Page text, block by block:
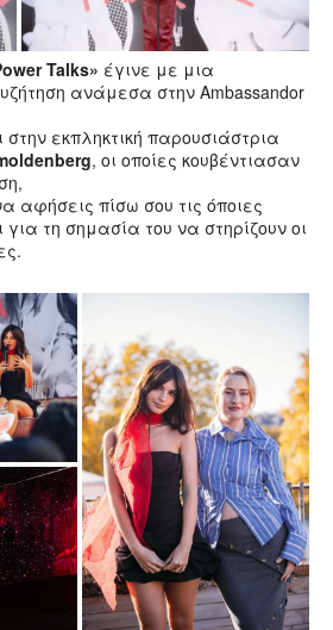
Talks» έγινε με μια
ανάμεσα στην Αmbassandor
στην εκπληκτική παρουσιάστρια
, οι οποίες κουβέντιασαν
αφήσεις πίσω σου τις όποιες
τη σημασία του να στηρίζουν οι